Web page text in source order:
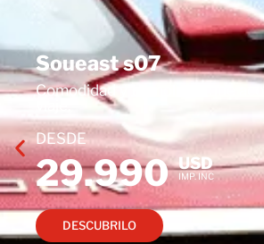
Soueast s07
Comodidad y tecnología que
DESDE
29.990 USD
IMP. INC
DESCUBRILO